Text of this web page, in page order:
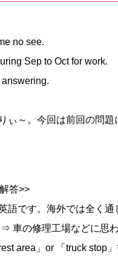
no see.
Sep to Oct for work.
answering.
ぃ～。今回は前回の問
答>>
語です。海外では全く
車の修理工場などに思
area」or 「truck stop」